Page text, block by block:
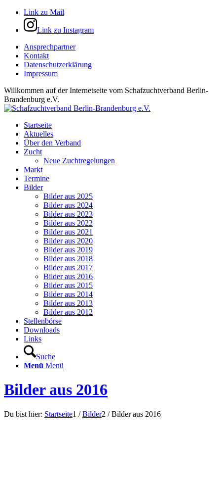
Link zu Mail
Link zu Instagram
Ansprechpartner
Kontakt
Datenschutzerklärung
Impressum
Willkommen auf der Internetseite vom Schafzuchtverband Berlin-
Brandenburg e.V.
Startseite
Aktuelles
Über den Verband
Zucht
Neue Zuchtregelungen
Markt
Termine
Bilder
Bilder aus 2025
Bilder aus 2024
Bilder aus 2023
Bilder aus 2022
Bilder aus 2021
Bilder aus 2020
Bilder aus 2019
Bilder aus 2018
Bilder aus 2017
Bilder aus 2016
Bilder aus 2015
Bilder aus 2014
Bilder aus 2013
Bilder aus 2012
Stellenbörse
Downloads
Links
Suche
Menü Menü
Bilder aus 2016
Du bist hier: Startseite1 / Bilder2 / Bilder aus 2016